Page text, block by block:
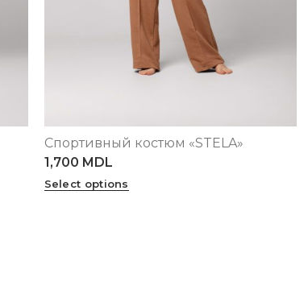
XS S M L XL
Спортивный костюм «STELA»
1,700 MDL
Select options